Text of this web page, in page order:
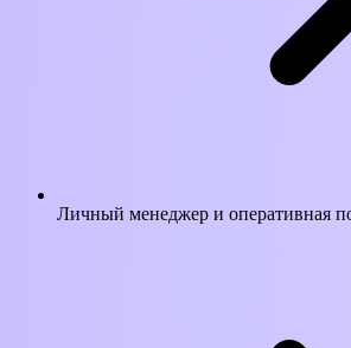
Личный менеджер и оперативная